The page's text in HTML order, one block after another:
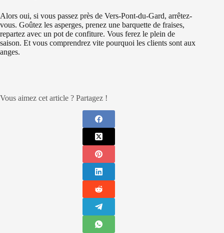
Alors oui, si vous passez près de Vers-Pont-du-Gard, arrêtez-
vous. Goûtez les asperges, prenez une barquette de fraises,
repartez avec un pot de confiture. Vous ferez le plein de
saison. Et vous comprendrez vite pourquoi les clients sont aux
anges.
Vous aimez cet article ? Partagez !